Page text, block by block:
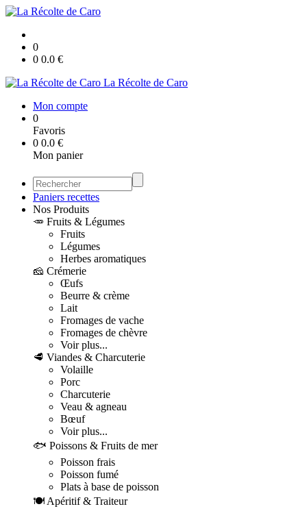
0
0 0.0 €
La Récolte de Caro
Mon compte
0
Favoris
0 0.0 €
Mon panier
Paniers recettes
Nos Produits
🥕 Fruits & Légumes
Fruits
Légumes
Herbes aromatiques
🧀 Crémerie
Œufs
Beurre & crème
Lait
Fromages de vache
Fromages de chèvre
Voir plus...
🥩 Viandes & Charcuterie
Volaille
Porc
Charcuterie
Veau & agneau
Bœuf
Voir plus...
🐟 Poissons & Fruits de mer
Poisson frais
Poisson fumé
Plats à base de poisson
🍽️ Apéritif & Traiteur